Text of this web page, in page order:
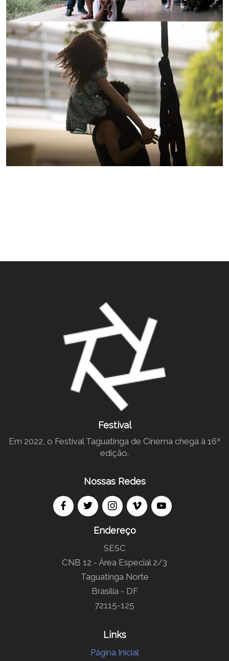
Festival
Em 2022, o Festival Taguatinga de Cinema chega à 16ª
edição.
Nossas Redes
Endereço
SESC
CNB 12 - Área Especial 2/3
Taguatinga Norte
Brasília - DF
72115-125
Links
Página Inicial